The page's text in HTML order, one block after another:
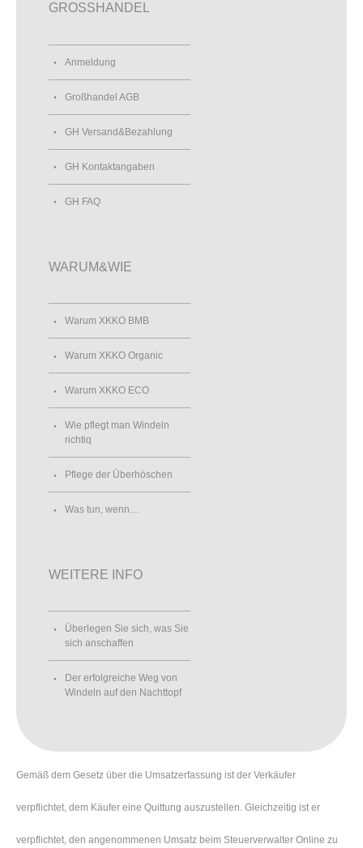
GROSSHANDEL
Anmeldung
Großhandel AGB
GH Versand&Bezahlung
GH Kontaktangaben
GH FAQ
WARUM&WIE
Warum XKKO BMB
Warum XKKO Organic
Warum XKKO ECO
Wie pflegt man Windeln
richtiq
Pflege der Überhöschen
Was tun, wenn…
WEITERE INFO
Überlegen Sie sich, was Sie
sich anschaffen
Der erfolgreiche Weg von
Windeln auf den Nachttopf
Gemäß dem Gesetz über die Umsatzerfassung ist der Verkäufer
verpflichtet, dem Käufer eine Quittung auszustellen. Gleichzeitig ist er
verpflichtet, den angenommenen Umsatz beim Steuerverwalter Online zu